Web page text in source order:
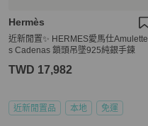
Hermès
近新閒置✨ HERMES愛馬仕Amulette
s Cadenas 鎖頭吊墜925純銀手鍊
TWD 17,982
近新閒置品 本地 免運